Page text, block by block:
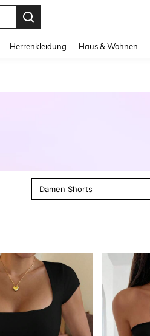
Herrenkleidung Haus & Wohnen
Frauen Tops
Damen Hosen
Damen Shorts